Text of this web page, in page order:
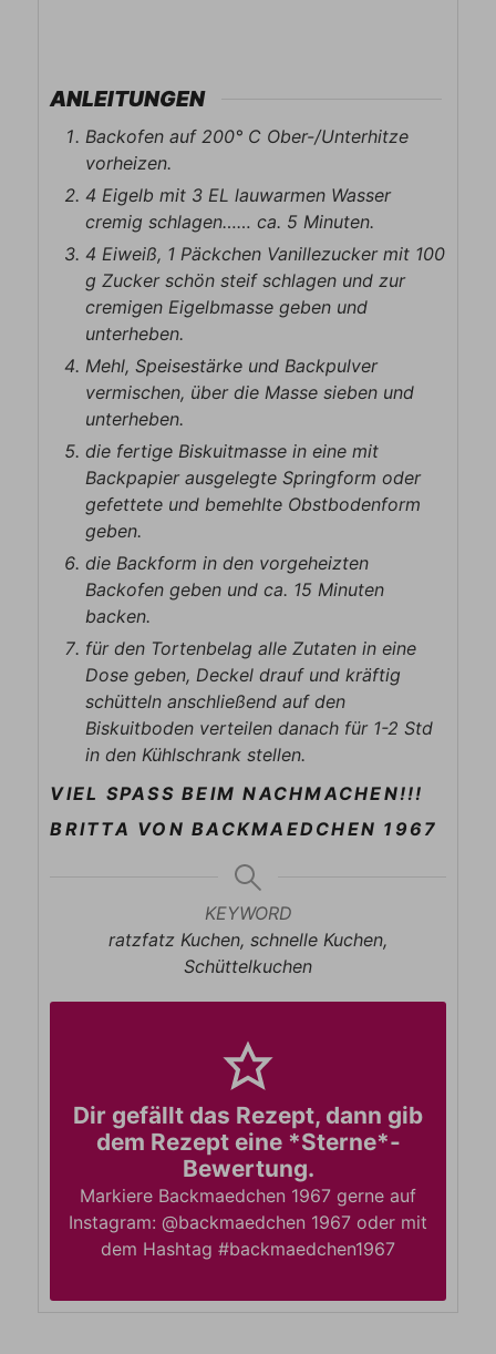
ANLEITUNGEN
Backofen auf 200° C Ober-/Unterhitze
vorheizen.
4 Eigelb mit 3 EL lauwarmen Wasser
cremig schlagen…… ca. 5 Minuten.
4 Eiweiß, 1 Päckchen Vanillezucker mit 100
g Zucker schön steif schlagen und zur
cremigen Eigelbmasse geben und
unterheben.
Mehl, Speisestärke und Backpulver
vermischen, über die Masse sieben und
unterheben.
die fertige Biskuitmasse in eine mit
Backpapier ausgelegte Springform oder
gefettete und bemehlte Obstbodenform
geben.
die Backform in den vorgeheizten
Backofen geben und ca. 15 Minuten
backen.
für den Tortenbelag alle Zutaten in eine
Dose geben, Deckel drauf und kräftig
schütteln anschließend auf den
Biskuitboden verteilen danach für 1-2 Std
in den Kühlschrank stellen.
VIEL SPASS BEIM NACHMACHEN!!!
BRITTA VON BACKMAEDCHEN 1967
KEYWORD
ratzfatz Kuchen, schnelle Kuchen,
Schüttelkuchen
Dir gefällt das Rezept, dann gib
dem Rezept eine *Sterne*-
Bewertung.
Markiere Backmaedchen 1967 gerne auf
Instagram: @backmaedchen 1967 oder mit
dem Hashtag #backmaedchen1967